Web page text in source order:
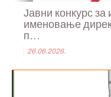
Јавни конкурс за
именовање
п...
26.06.2026.